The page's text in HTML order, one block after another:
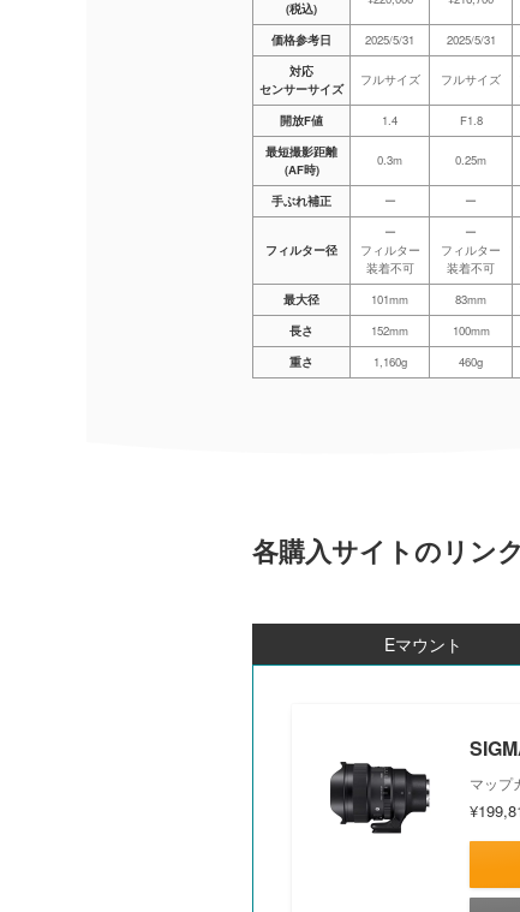
(税込)
価格参考日 2025/5/31 2025/5/31
対応
センサーサイズ
フルサイズ フルサイズ
開放F値 1.4 F1.8
最短撮影距離
(AF時)
0.3m 0.25m
手ぶれ補正 ー ー
フィルター径
ー
フィルター
装着不可
ー
フィルター
装着不可
最大径 101mm 83mm
長さ
152mm 100mm
重さ
1,160g 460g
各購入サイトのリンク
Eマウント
マップ